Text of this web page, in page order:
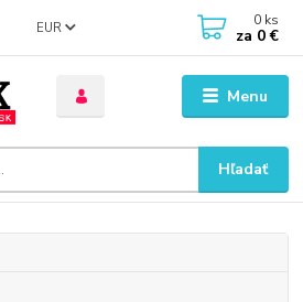
Menu
EUR
Hľadať
0 ks
za 0 €